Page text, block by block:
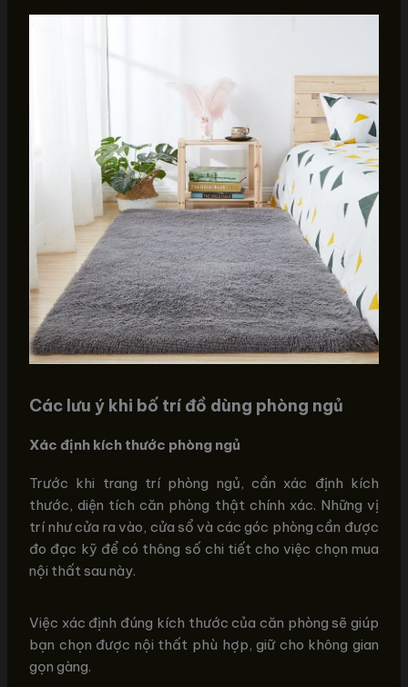
Các lưu ý khi bố trí đồ dùng phòng ngủ
Xác định kích thước phòng ngủ
Trước khi trang trí phòng ngủ, cần xác định kích
thước, diện tích căn phòng thật chính xác. Những vị
trí như cửa ra vào, cửa sổ và các góc phòng cần được
đo đạc kỹ để có thông số chi tiết cho việc chọn mua
nội thất sau này.
Việc xác định đúng kích thước của căn phòng sẽ giúp
bạn chọn được nội thất phù hợp, giữ cho không gian
gọn gàng.